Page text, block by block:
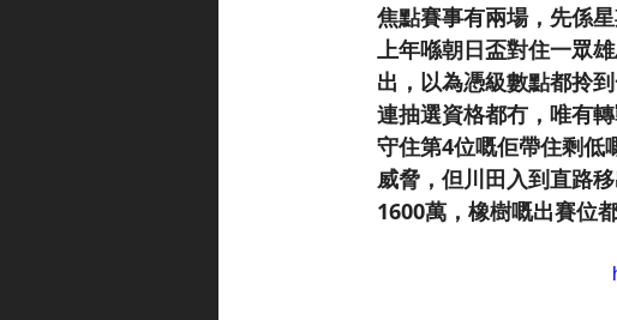
焦點賽事有兩場，先係
上年喺朝日盃對住一眾
出，以為憑級數點都拎
連抽選資格都冇，唯有
守住第4位嘅佢帶住剩
威脅，但川田入到直路
1600萬，橡樹嘅出賽位都